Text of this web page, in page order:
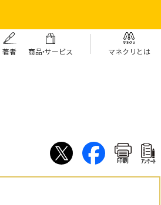
著者 商品・サービス マネクリとは
印刷 ｱﾝｹｰﾄ